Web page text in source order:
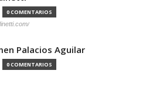
0 COMENTARIOS
Palacios Aguilar
0 COMENTARIOS